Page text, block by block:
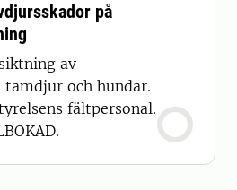
på
av
och hundar.
fältpersonal.